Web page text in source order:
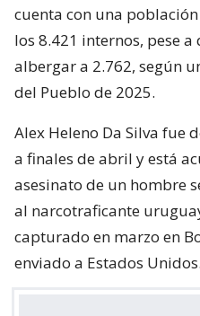
cuenta con una
los 8.421 internos, pese
albergar a 2.762, según
del Pueblo de 2025.
Alex Heleno Da Silva fue
a finales de abril y está
asesinato de un hombre
al narcotraficante
capturado en marzo en
enviado a Estados Unidos.